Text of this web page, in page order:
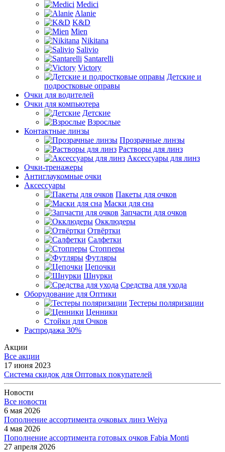
Medici
Alanie
K&D
Mien
Nikitana
Salivio
Santarelli
Victory
Детские и
подростковые оправы
Очки для водителей
Очки для компьютера
Детские
Взрослые
Контактные линзы
Прозрачные линзы
Растворы для линз
Аксессуары для линз
Очки-тренажеры
Антиглаукомные очки
Аксессуары
Пакеты для очков
Маски для сна
Запчасти для очков
Окклюдеры
Отвёртки
Салфетки
Стопперы
Футляры
Цепочки
Шнурки
Средства для ухода
Оборудование для Оптики
Тестеры поляризации
Ценники
Стойки для Очков
Распродажа 30%
Акции
Все акции
17 июня 2023
Система скидок для Оптовых покупателей
Новости
Все новости
6 мая 2026
Пополнение ассортимента очковых линз Weiya
4 мая 2026
Пополнение ассортимента готовых очков Fabia Monti
27 апреля 2026